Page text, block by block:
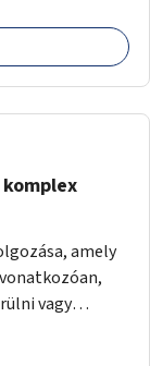
Hermina utat
amely
vagy